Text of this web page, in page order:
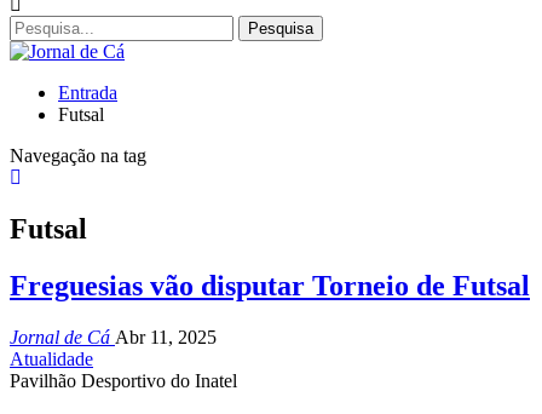
Entrada
Futsal
Navegação na tag
Futsal
Freguesias vão disputar Torneio de Futsal
Jornal de Cá Abr 11, 2025
Atualidade
Pavilhão Desportivo do Inatel